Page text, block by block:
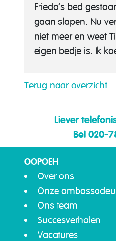
Frieda’s bed
gaan slapen. Nu
niet meer en weet
eigen bedje is. Ik
Terug naar overzicht
Liever
Bel 020-
OOPOEH
Over ons
Onze
Ons team
Succesverhalen
Vacatures